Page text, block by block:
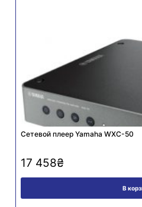
Сетевой плеер Yamaha WXC-50
17 458₴
В